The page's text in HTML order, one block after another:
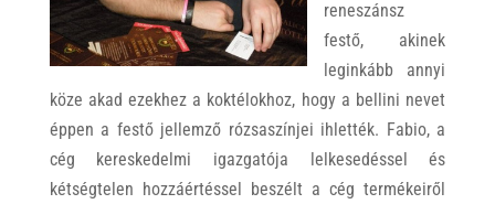
reneszánsz
festő, akinek
leginkább annyi
köze akad ezekhez a koktélokhoz, hogy a bellini nevet
éppen a festő jellemző rózsaszínjei ihlették. Fabio, a
cég kereskedelmi igazgatója lelkesedéssel és
kétségtelen hozzáértéssel beszélt a cég termékeiről